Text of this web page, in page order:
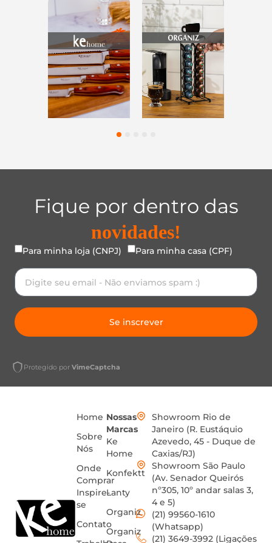
Utensílios do
Lar
Casa e
Organização
45
Fique por dentro das
novidades!
Para minha loja (CNPJ) Para minha casa (CPF)
Se inscrever
Protegido por VimeCaptcha
Home
Sobre
Nós
Onde
Comprar
Inspire-
se
Contato
Nossas
Marcas
Ke
Home
Konfektt
Lanty
Organiz
Organiz
Showroom Rio de
Janeiro (R. Eustáquio
Azevedo, 45 - Duque de
Caxias/RJ)
Showroom São Paulo
(Av. Senador Queirós
nº305, 10º andar salas 3,
4 e 5)
(21) 99560-1610
(Whatsapp)
(21) 3649-3992 (Ligações